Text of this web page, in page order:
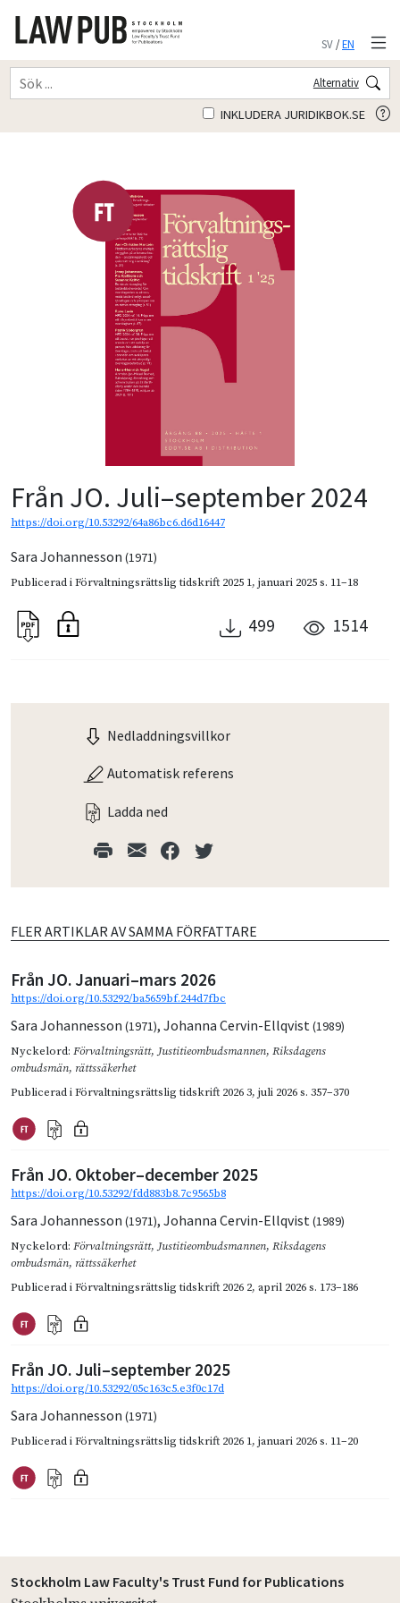
SV/EN
Alternativ
INKLUDERA JURIDIKBOK.SE
Från JO. Juli–september 2024
https://doi.org/10.53292/64a86bc6.d6d16447
Sara Johannesson (1971)
Publicerad iFörvaltningsrättslig tidskrift 2025 1, januari 2025s. 11–18
499 1514
Nedladdningsvillkor
Automatisk referens
Ladda ned
FLER ARTIKLAR AV SAMMA FÖRFATTARE
Från JO. Januari–mars 2026
https://doi.org/10.53292/ba5659bf.244d7fbc
Sara Johannesson (1971), Johanna Cervin-Ellqvist(1989)
Nyckelord: Förvaltningsrätt,Justitieombudsmannen, Riksdagens
ombudsmän, rättssäkerhet
Publicerad iFörvaltningsrättslig tidskrift 2026 3, juli 2026s. 357–370
Från JO. Oktober–december 2025
https://doi.org/10.53292/fdd883b8.7c9565b8
Sara Johannesson (1971), Johanna Cervin-Ellqvist(1989)
Nyckelord: Förvaltningsrätt,Justitieombudsmannen, Riksdagens
ombudsmän, rättssäkerhet
Publicerad iFörvaltningsrättslig tidskrift 2026 2, april 2026s. 173–186
Från JO. Juli–september 2025
https://doi.org/10.53292/05c163c5.e3f0c17d
Sara Johannesson (1971)
Publicerad iFörvaltningsrättslig tidskrift 2026 1, januari 2026s. 11–20
Stockholm Law Faculty's Trust Fund for Publications